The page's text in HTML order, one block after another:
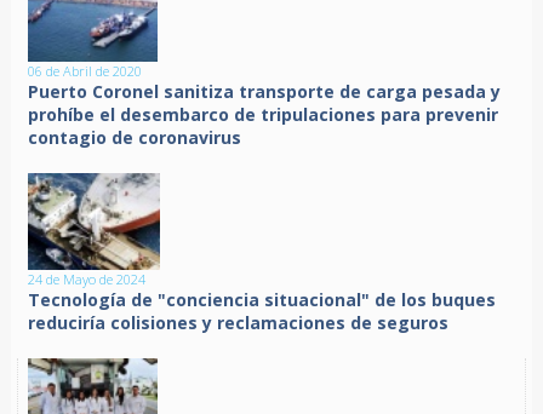
06 de Abril de 2020
Puerto Coronel sanitiza transporte de carga pesada y
prohíbe el desembarco de tripulaciones para prevenir
contagio de coronavirus
24 de Mayo de 2024
Tecnología de "conciencia situacional" de los buques
reduciría colisiones y reclamaciones de seguros